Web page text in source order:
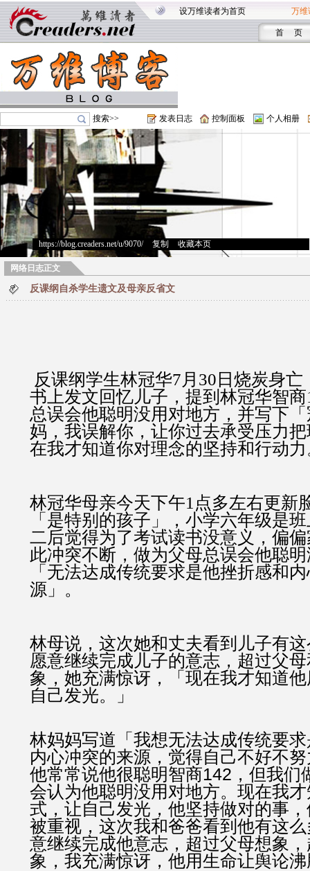
设万维读者为首页 万维
首 页
搜索>> 发表日志 控制面板 个人相册
https://blog.creaders.net/u/9070/> 复制 收藏本页
网络日志正文
反课纲自杀学生遗文及母亲反省文
反课纲学生林冠华7 月 30 日烧炭身
书上发文回忆儿子，提到林冠华智商
总误会他聪明没用对地方，并写下
妈，我误解你，让你过去承受压力
在我才知道你对理念的坚持和行动
林冠华母亲今天下午1 点多左右更新
「是特别的孩子」，小学六年级是
二后觉得为了考试读书没意义，偏
此冲突不断，做为父母总误会他聪
「无法达成传统要求是他挫折感和
源」。
林母说，这次她和丈夫看到儿子有
愿意继续完成儿子的意志，超过父
象，她充满惊讶，「现在我才知道
自己发光。」
林妈妈写道「我想无法达成传统要
内心冲突的来源，觉得自己不好不
他常常说他很聪明智商142 ，但我
会认为他聪明没用对地方。现在我
式，让自己发光，他坚持做对的事
被重视，这次我和爸爸看到他有这
意继续完成他意志，超过父母想象
象，我充满惊讶，他用生命让舆论